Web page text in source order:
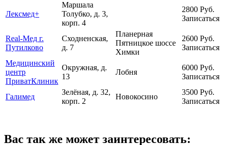
Лексмед+
Маршала
Толубко, д. 3,
корп. 4
2800 Руб.
Записаться
Real-Мед г.
Путилково
Сходненская,
д. 7
Планерная
Пятницкое шоссе
Химки
2600 Руб.
Записаться
Медицинский
центр
ПриватКлиник
Окружная, д.
13
Лобня
6000 Руб.
Записаться
Галимед
Зелёная, д. 32,
корп. 2
Новокосино
3500 Руб.
Записаться
Вас так же может заинтересовать: